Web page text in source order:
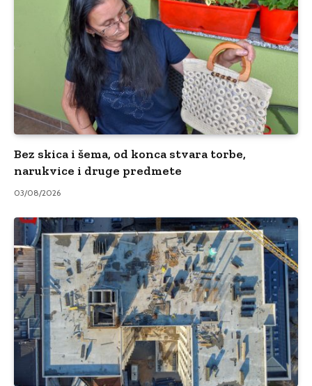
Bez skica i šema, od konca stvara torbe,
narukvice i druge predmete
03/08/2026